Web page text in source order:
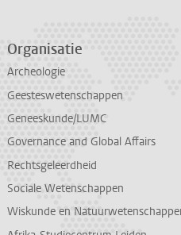
Organisatie
Archeologie
Geesteswetenschappen
Geneeskunde/LUMC
Governance and Global Affairs
Rechtsgeleerdheid
Sociale Wetenschappen
Wiskunde en